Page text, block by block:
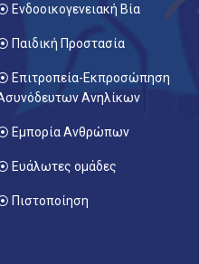
Ενδοοικογενειακή Βία
Παιδική Προστασία
Επιτροπεία-Εκπροσώπηση
Ανηλίκων
Εμπορία Ανθρώπων
Ευάλωτες ομάδες
Πιστοποίηση